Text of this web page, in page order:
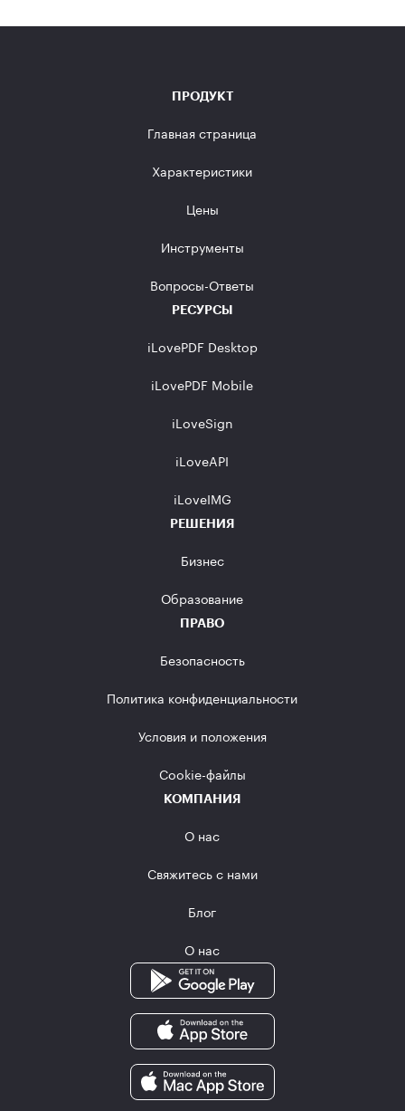
ПРОДУКТ
Главная страница
Характеристики
Цены
Инструменты
Вопросы-Ответы
РЕСУРСЫ
iLovePDF Desktop
iLovePDF Mobile
iLoveSign
iLoveAPI
iLoveIMG
РЕШЕНИЯ
Бизнес
Образование
ПРАВО
Безопасность
Политика конфиденциальности
Условия и положения
Сookie-файлы
КОМПАНИЯ
О нас
Свяжитесь с нами
Блог
О нас